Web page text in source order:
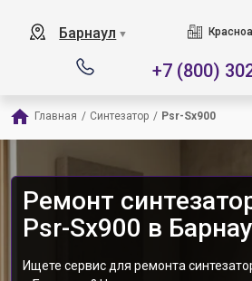
Барнаул ▼
+7 (800)
Главная / Синтезатор / Psr-Sx900
Ремонт
Psr-Sx900 в
Ищете сервис для ремонта